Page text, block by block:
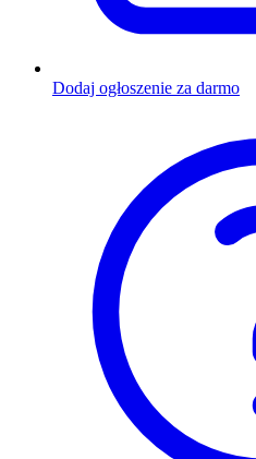
Dodaj ogłoszenie za darmo